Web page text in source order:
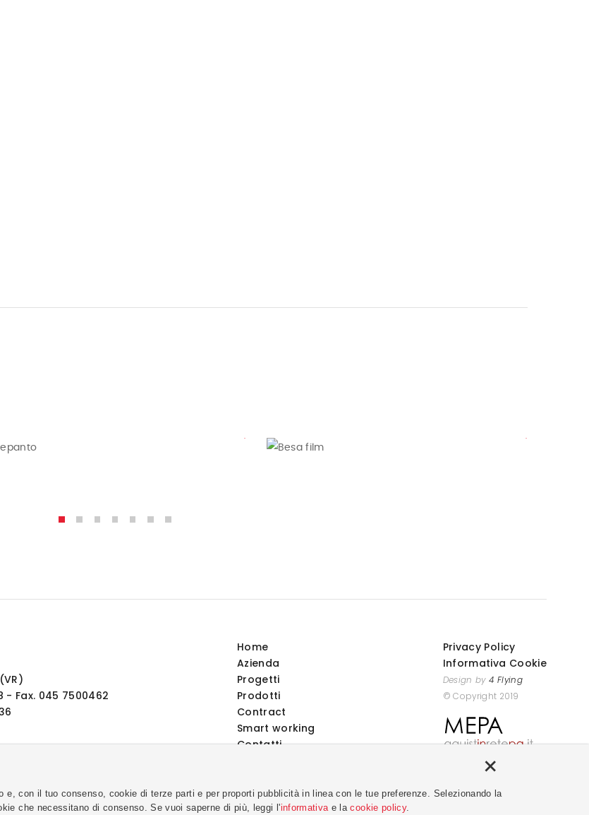
- Fax. 045 7500462
Home
Azienda
Progetti
Prodotti
Contract
Smart working
Contatti
Privacy Policy
Informativa Cookie
Design by4 Flying
© Copyright 2019
con il tuo consenso, cookie di terze parti e per proporti pubblicità in linea con le tue preferenze. Selezionando la
che necessitano di consenso. Se vuoi saperne di più, leggi l'informativae lacookie policy.
+